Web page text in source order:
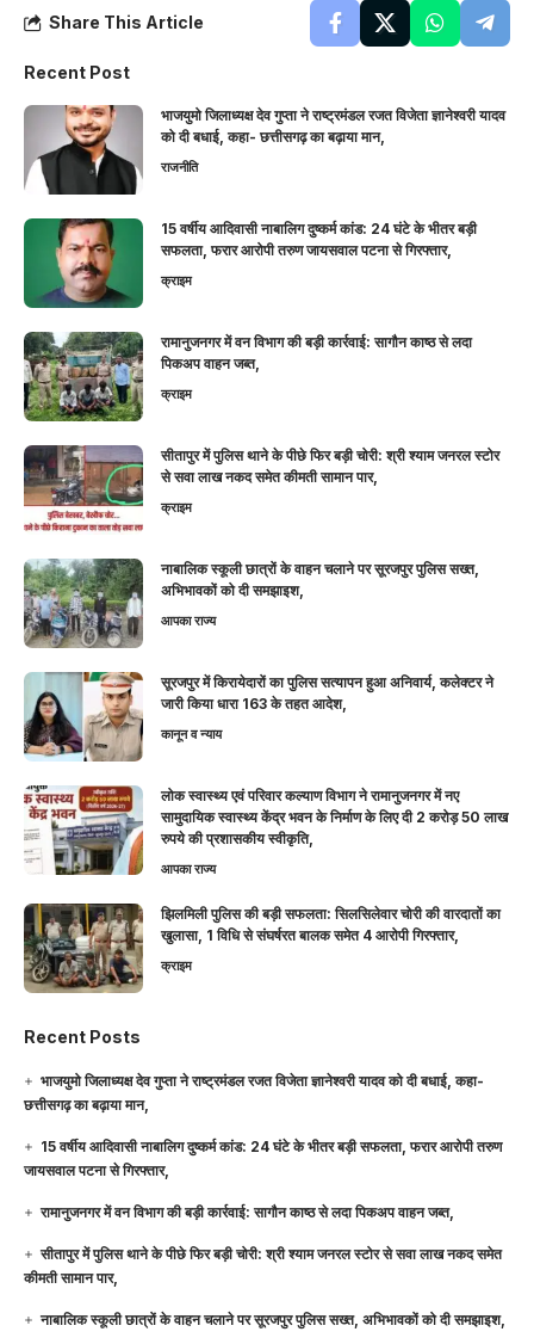
Share This Article
Recent Post
भाजयुमो जिलाध्यक्ष देव गुप्ता ने राष्ट्रमंडल रजत विजेता ज्ञानेश्वरी यादव
को दी बधाई, कहा- छत्तीसगढ़ का बढ़ाया मान,
राजनीति
15 वर्षीय आदिवासी नाबालिग दुष्कर्म कांड: 24 घंटे के भीतर बड़ी
सफलता, फरार आरोपी तरुण जायसवाल पटना से गिरफ्तार,
क्राइम
रामानुजनगर में वन विभाग की बड़ी कार्रवाई: सागौन काष्ठ से लदा
पिकअप वाहन जब्त,
क्राइम
सीतापुर में पुलिस थाने के पीछे फिर बड़ी चोरी: श्री श्याम जनरल स्टोर
से सवा लाख नकद समेत कीमती सामान पार,
क्राइम
नाबालिक स्कूली छात्रों के वाहन चलाने पर सूरजपुर पुलिस सख्त,
अभिभावकों को दी समझाइश,
आपका राज्य
सूरजपुर में किरायेदारों का पुलिस सत्यापन हुआ अनिवार्य, कलेक्टर ने
जारी किया धारा 163 के तहत आदेश,
कानून व न्याय
लोक स्वास्थ्य एवं परिवार कल्याण विभाग ने रामानुजनगर में नए
सामुदायिक स्वास्थ्य केंद्र भवन के निर्माण के लिए दी 2 करोड़ 50 लाख
रुपये की प्रशासकीय स्वीकृति,
आपका राज्य
झिलमिली पुलिस की बड़ी सफलता: सिलसिलेवार चोरी की वारदातों का
खुलासा, 1 विधि से संघर्षरत बालक समेत 4 आरोपी गिरफ्तार,
क्राइम
Recent Posts
भाजयुमो जिलाध्यक्ष देव गुप्ता ने राष्ट्रमंडल रजत विजेता ज्ञानेश्वरी यादव को दी बधाई, कहा-
छत्तीसगढ़ का बढ़ाया मान,
15 वर्षीय आदिवासी नाबालिग दुष्कर्म कांड: 24 घंटे के भीतर बड़ी सफलता, फरार आरोपी तरुण
जायसवाल पटना से गिरफ्तार,
रामानुजनगर में वन विभाग की बड़ी कार्रवाई: सागौन काष्ठ से लदा पिकअप वाहन जब्त,
सीतापुर में पुलिस थाने के पीछे फिर बड़ी चोरी: श्री श्याम जनरल स्टोर से सवा लाख नकद समेत
कीमती सामान पार,
नाबालिक स्कूली छात्रों के वाहन चलाने पर सूरजपुर पुलिस सख्त, अभिभावकों को दी समझाइश,